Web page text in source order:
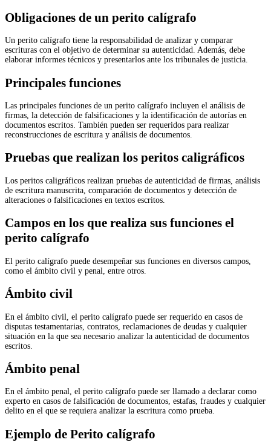
Obligaciones de un perito calígrafo
Un perito calígrafo tiene la responsabilidad de analizar y comparar
escrituras con el objetivo de determinar su autenticidad. Además, debe
elaborar informes técnicos y presentarlos ante los tribunales de justicia.
Principales funciones
Las principales funciones de un perito calígrafo incluyen el análisis de
firmas, la detección de falsificaciones y la identificación de autorías en
documentos escritos. También pueden ser requeridos para realizar
reconstrucciones de escritura y análisis de documentos.
Pruebas que realizan los peritos caligráficos
Los peritos caligráficos realizan pruebas de autenticidad de firmas, análisis
de escritura manuscrita, comparación de documentos y detección de
alteraciones o falsificaciones en textos escritos.
Campos en los que realiza sus funciones el
perito calígrafo
El perito calígrafo puede desempeñar sus funciones en diversos campos,
como el ámbito civil y penal, entre otros.
Ámbito civil
En el ámbito civil, el perito calígrafo puede ser requerido en casos de
disputas testamentarias, contratos, reclamaciones de deudas y cualquier
situación en la que sea necesario analizar la autenticidad de documentos
escritos.
Ámbito penal
En el ámbito penal, el perito calígrafo puede ser llamado a declarar como
experto en casos de falsificación de documentos, estafas, fraudes y cualquier
delito en el que se requiera analizar la escritura como prueba.
Ejemplo de Perito calígrafo